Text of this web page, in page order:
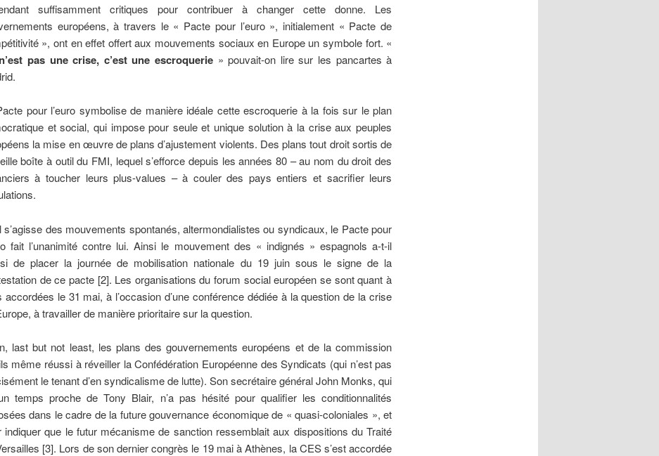
suffisamment critiques pour contribuer à changer cette donne. Les
européens, à travers le « Pacte pour l’euro », initialement « Pacte de
», ont en effet offert aux mouvements sociaux en Europe un symbole fort. «
pas une crise, c’est une escroquerie » pouvait-on lire sur les pancartes à
pour l’euro symbolise de manière idéale cette escroquerie à la fois sur le plan
et social, qui impose pour seule et unique solution à la crise aux peuples
la mise en œuvre de plans d’ajustement violents. Des plans tout droit sortis de
boîte à outil du FMI, lequel s’efforce depuis les années 80 – au nom du droit des
à toucher leurs plus-values – à couler des pays entiers et sacrifier leurs
s’agisse des mouvements spontanés, altermondialistes ou syndicaux, le Pacte pour
fait l’unanimité contre lui. Ainsi le mouvement des « indignés » espagnols a-t-il
de placer la journée de mobilisation nationale du 19 juin sous le signe de la
de ce pacte [2]. Les organisations du forum social européen se sont quant à
accordées le 31 mai, à l’occasion d’une conférence dédiée à la question de la crise
à travailler de manière prioritaire sur la question.
last but not least, les plans des gouvernements européens et de la commission
même réussi à réveiller la Confédération Européenne des Syndicats (qui n’est pas
le tenant d’en syndicalisme de lutte). Son secrétaire général John Monks, qui
temps proche de Tony Blair, n’a pas hésité pour qualifier les conditionnalités
dans le cadre de la future gouvernance économique de « quasi-coloniales », et
indiquer que le futur mécanisme de sanction ressemblait aux dispositions du Traité
[3]. Lors de son dernier congrès le 19 mai à Athènes, la CES s’est accordée